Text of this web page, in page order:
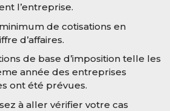
l’entreprise.
de cotisations en
d’affaires.
de base d’imposition telle les
année des entreprises
ont été prévues.
à aller vérifier votre cas